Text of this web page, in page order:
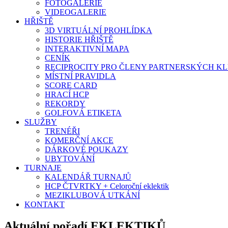
FOTOGALERIE
VIDEOGALERIE
HŘIŠTĚ
3D VIRTUÁLNÍ PROHLÍDKA
HISTORIE HŘIŠTĚ
INTERAKTIVNÍ MAPA
CENÍK
RECIPROCITY PRO ČLENY PARTNERSKÝCH
MÍSTNÍ PRAVIDLA
SCORE CARD
HRACÍ HCP
REKORDY
GOLFOVÁ ETIKETA
SLUŽBY
TRENÉŘI
KOMERČNÍ AKCE
DÁRKOVÉ POUKAZY
UBYTOVÁNÍ
TURNAJE
KALENDÁŘ TURNAJŮ
HCP ČTVRTKY + Celoroční eklektik
MEZIKLUBOVÁ UTKÁNÍ
KONTAKT